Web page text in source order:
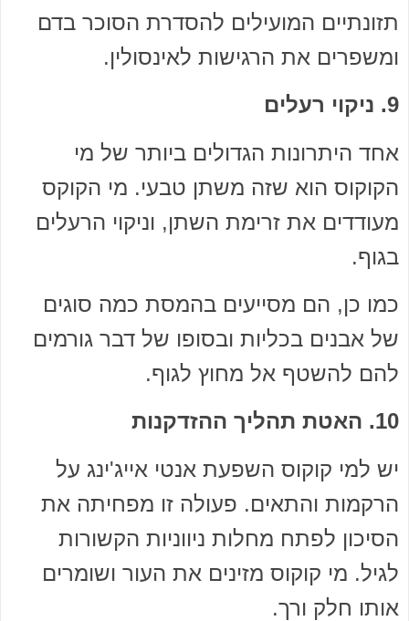
תזונתיים המועילים להסדרת הסוכר בדם
ומשפרים את הרגישות לאינסולין.
9. ניקוי רעלים
אחד היתרונות הגדולים ביותר של מי
הקוקוס הוא שזה משתן טבעי. מי הקוקס
מעודדים את זרימת השתן, וניקוי הרעלים
בגוף.
כמו כן, הם מסייעים בהמסת כמה סוגים
של אבנים בכליות ובסופו של דבר גורמים
להם להשטף אל מחוץ לגוף.
10. האטת תהליך ההזדקנות
יש למי קוקוס השפעת אנטי אייג'ינג על
הרקמות והתאים. פעולה זו מפחיתה את
הסיכון לפתח מחלות ניווניות הקשורות
לגיל. מי קוקוס מזינים את העור ושומרים
אותו חלק ורך.